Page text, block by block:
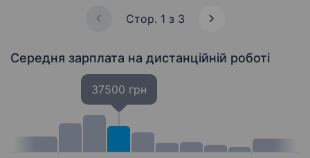
Стор. 1 з 3
Середня зарплата на дистанційній роботі
37500 грн